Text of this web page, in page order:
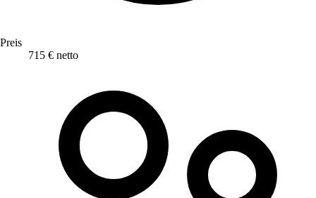
Preis
715 € netto